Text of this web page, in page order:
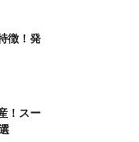
徴！発
！スー